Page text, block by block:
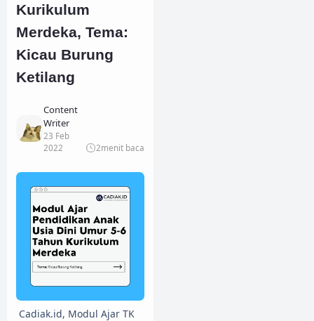
Kurikulum
Merdeka, Tema:
Kicau Burung
Ketilang
Content
Writer
23 Feb
2022
2menit baca
Cadiak.id, Modul Ajar TK